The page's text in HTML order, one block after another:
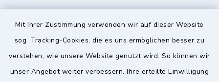
Mit Ihrer Zustimmung verwenden wir auf dieser Website
sog. Tracking-Cookies, die es uns ermöglichen besser zu
verstehen, wie unsere Website genutzt wird. So können wir
unser Angebot weiter verbessern. Ihre erteilte Einwilligung
Schulzweckverband